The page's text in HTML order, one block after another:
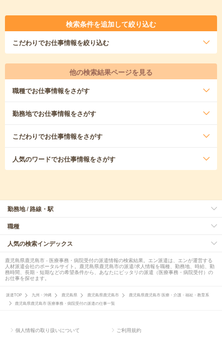
検索条件を追加して絞り込む
こだわりでお仕事情報を絞り込む
他の検索結果ページを見る
職種でお仕事情報をさがす
勤務地でお仕事情報をさがす
こだわりでお仕事情報をさがす
人気のワードでお仕事情報をさがす
勤務地 / 路線・駅
職種
人気の検索インデックス
鹿児島県鹿児島市 - 医療事務・病院受付の派遣情報の検索結果。エン派遣は、エンが運営する
人材派遣会社のポータルサイト。鹿児島県鹿児島市の派遣/求人情報を職種、勤務地、時給、勤
務時間、長期・短期などの希望条件から、あなたにピッタリの派遣（医療事務・病院受付）の
お仕事を探せます。
派遣TOP 九州・沖縄 鹿児島県 鹿児島県鹿児島市
鹿児島県鹿児島市 医療・介護・福祉・教育系
鹿児島県鹿児島市 医療事務・病院受付の派遣の仕事一覧
個人情報の取り扱いについて ご利用規約